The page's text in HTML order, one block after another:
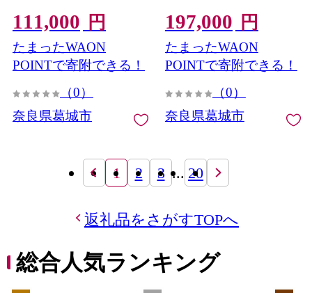
復 予防 回復 リフレッシュ
頑張りたい 不調 疲れやす
い だるい 頭の疲れ エネル
ギー不足 集中 仕事 勉強 体
力低下 食欲不振 栄養補給
病中 病後 奈良県 葛城市
111,000 円
たまったWAON
POINTで寄附できる！
（0）
奈良県葛城市
労回復 予防 回復 リフレッ
シュ 頑張りたい 不調 疲れ
やすい だるい 目の疲れ エ
ネルギー不足 集中 仕事 勉
強 体力低下 食欲不振 栄養
補給 病中 病後 奈良県 葛城
197,000 円
たまったWAON
POINTで寄附できる！
（0）
奈良県葛城市
1 2 3 ... 20
返礼品をさがすTOPへ
総合人気ランキング